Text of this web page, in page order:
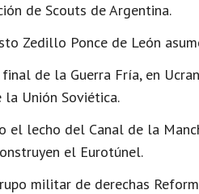
de Scouts de Argentina.
Zedillo Ponce de León
de la Guerra Fría, en
la Unión Soviética.
el lecho del Canal de la
el Eurotúnel.
militar de derechas